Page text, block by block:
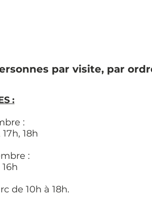
par visite, par
:
:
17h, 18h
:
16h
de 10h à 18h.